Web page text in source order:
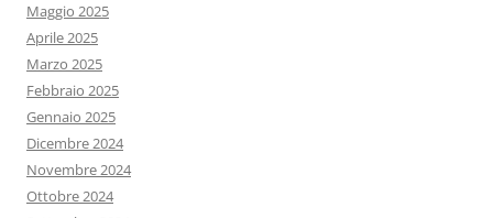
Maggio 2025
Aprile 2025
Marzo 2025
Febbraio 2025
Gennaio 2025
Dicembre 2024
Novembre 2024
Ottobre 2024